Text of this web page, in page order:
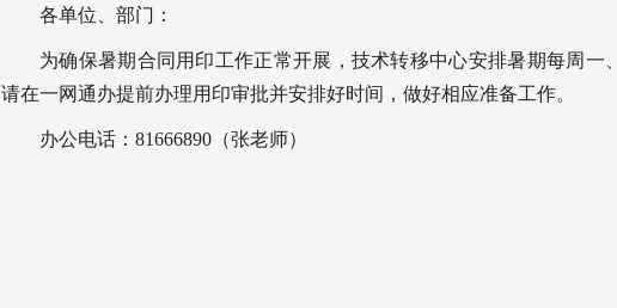
各单位、部门：
为确保暑期合同用印工作正常开展，技术转移中心安排暑期每周一
请在一网通办提前办理用印审批并安排好时间，做好相应准备工作。
办公电话：81666890（张老师）